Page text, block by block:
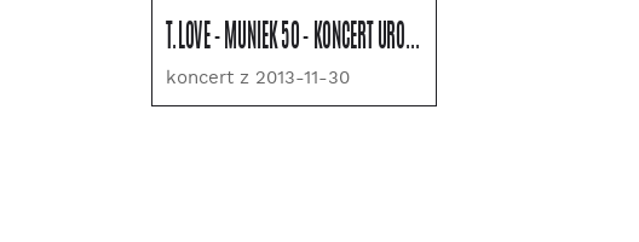
T.LOVE - MUNIEK 50 - KONCERT URODZINOWY
koncert z 2013-11-30